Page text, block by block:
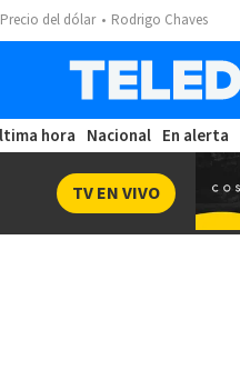
Precio del dólar Rodrigo Chaves
hora Nacional En alerta
TV EN VIVO